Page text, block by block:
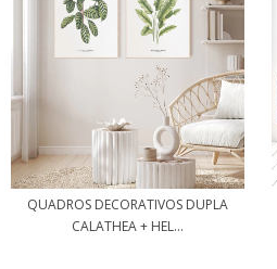
QUADROS DECORATIVOS DUPLA
CALATHEA + HEL...